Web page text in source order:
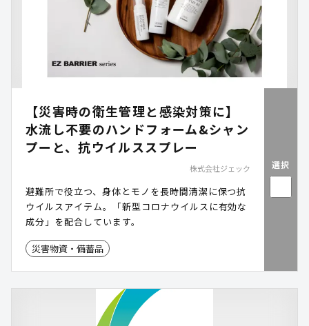
【災害時の衛生管理と感染対策に】
水流し不要のハンドフォーム&シャン
プーと、抗ウイルススプレー
株式会社ジェック
避難所で役立つ、身体とモノを長時間清潔に保つ抗
ウイルスアイテム。「新型コロナウイルスに有効な
成分」を配合しています。
災害物資・備蓄品
選択